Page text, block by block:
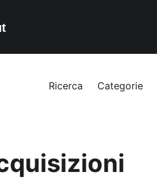
Ricerca Categorie